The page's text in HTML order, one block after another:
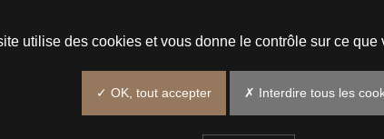
utilise des cookies et vous donne le contrôle sur ce que
✓ OK, tout accepter ✗ Interdire tous les